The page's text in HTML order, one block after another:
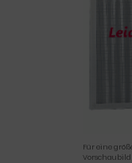
Für eine
Vorschaubild